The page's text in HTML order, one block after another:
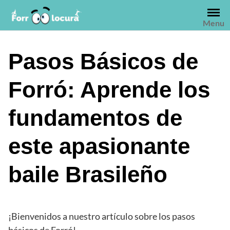
contenido
Menu
Pasos Básicos de
Forró: Aprende los
fundamentos de
este apasionante
baile Brasileño
¡Bienvenidos a nuestro artículo sobre los pasos